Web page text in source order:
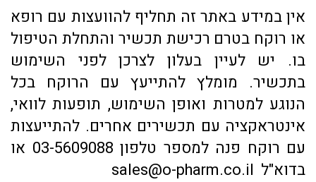
אין במידע באתר זה תחליף להוועצות עם רופא
או רוקח בטרם רכישת תכשיר והתחלת הטיפול
בו. יש לעיין בעלון לצרכן לפני השימוש
בתכשיר. מומלץ להתייעץ עם הרוקח בכל
הנוגע למטרות ואופן השימוש, תופעות לוואי,
אינטראקציה עם תכשירים אחרים. להתייעצות
עם רוקח פנה למספר טלפון 03-5609088 או
בדוא"ל sales@o-pharm.co.il